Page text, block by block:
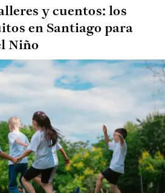
y cuentos: los
en Santiago para
Niño